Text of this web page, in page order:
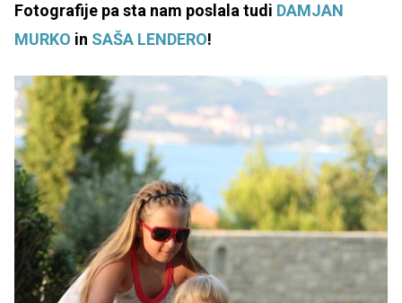
Fotografije pa sta nam poslala tudi DAMJAN
MURKO in SAŠA LENDERO!